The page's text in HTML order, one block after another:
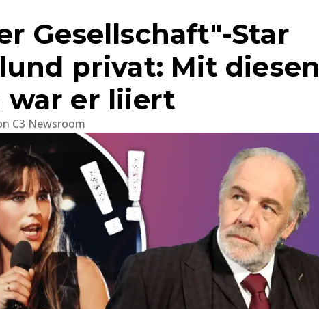
Gesellschaft"-Star
privat: Mit diesen
war er liiert
C3 Newsroom